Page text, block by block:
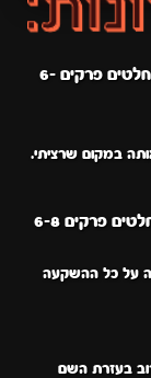
אתה ואני הפכים מוחלטים פרקים 6-
במקום שרציתי.
פרקים 6-8
על כל ההשקעה
את פרקים 9-10 ביחד בקרוב בעזרת השם